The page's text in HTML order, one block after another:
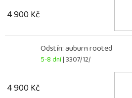
4 900 Kč
Odstín: auburn rooted
5-8 dní| 3307/12/
4 900 Kč